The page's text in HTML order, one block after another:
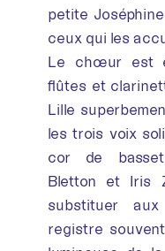
petite
ceux qui les
Le chœur est
flûtes et
Lille
les trois voix
cor de basset
Bletton et Iris
substituer
registre